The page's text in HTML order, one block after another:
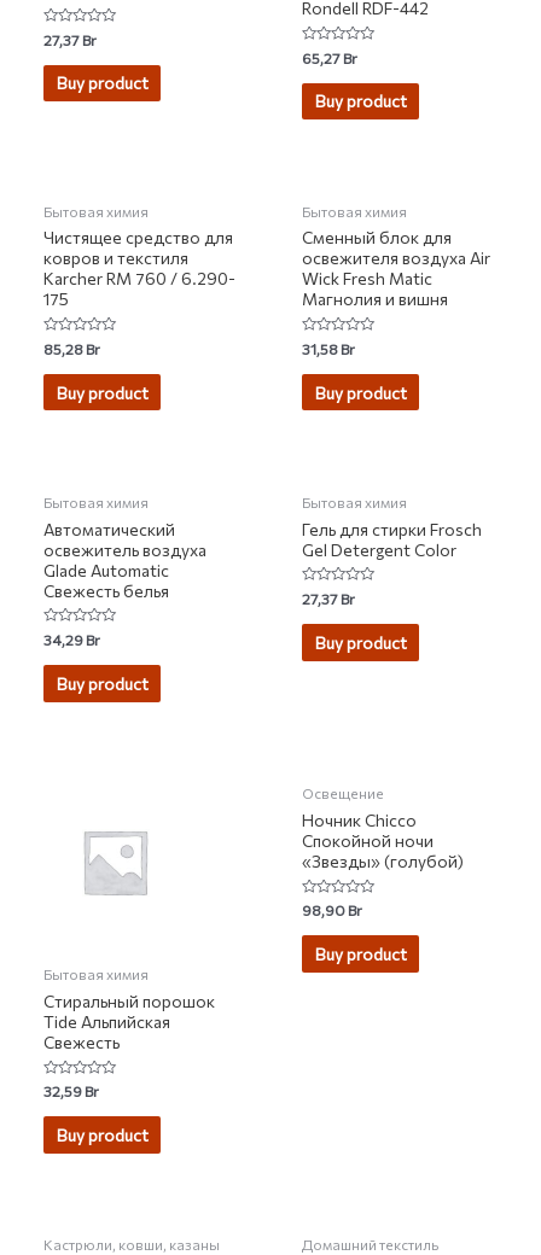
Rated
0
out
27,37Br
Buy product
Rondell RDF-442
Rated
0
out
65,27Br
Buy product
Бытовая химия
Чистящее средство для
ковров и текстиля
Karcher RM 760 / 6.290-
175
Rated
0
out
85,28Br
Buy product
Бытовая химия
Сменный блок для
освежителя воздуха Air
Wick Fresh Matic
Магнолия и вишня
Rated
0
out
31,58Br
Buy product
Бытовая химия
Автоматический
освежитель воздуха
Glade Automatic
Свежесть белья
Rated
0
out
34,29Br
Buy product
Бытовая химия
Гель для стирки Frosch
Gel Detergent Color
Rated
0
out
27,37Br
Buy product
Бытовая химия
Стиральный порошок
Tide Альпийская
Свежесть
Rated
0
out
32,59Br
Buy product
Освещение
Ночник Chicco
Спокойной ночи
«Звезды» (голубой)
Rated
0
out
98,90Br
Buy product
Кастрюли, ковши, казаны Домашний текстиль